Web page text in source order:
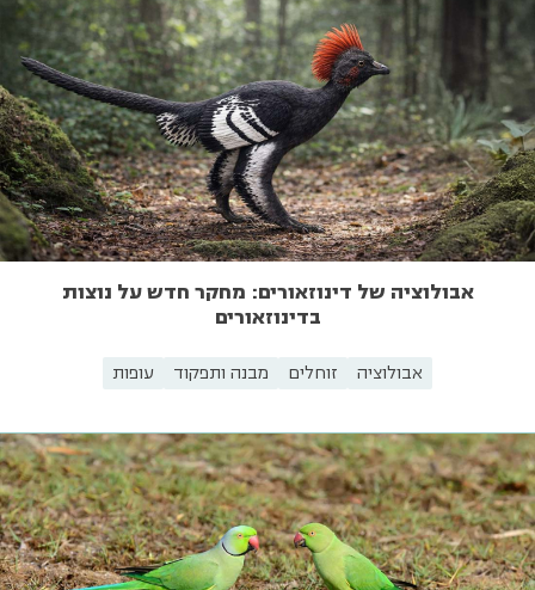
אבולוציה של דינוזאורים: מחקר חדש על נוצות
בדינוזאורים
אבולוציה זוחלים מבנה ותפקוד עופות